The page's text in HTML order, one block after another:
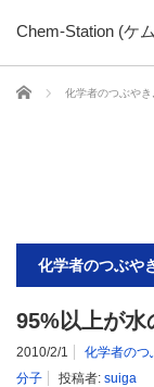
Chem-Station (ケ
ホーム 化学者のつぶやき
化学者のつぶや
95%以上が水
2010/2/1 化学者のつ
分子
投稿者: suiga